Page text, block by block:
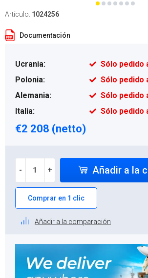
Artículo: 1024256
Documentación
Ucrania:
Sólo pedido
Polonia:
Sólo pedido
Alemania:
Sólo pedido
Italia:
Sólo pedido
€2 208 (netto)
- + Añadir a la
Comprar en 1 clic
Añadir a la comparación